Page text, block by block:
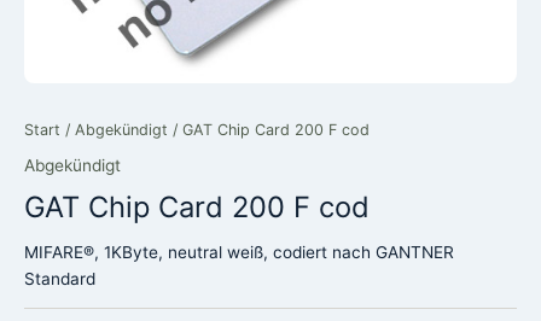
Start / Abgekündigt / GAT Chip Card 200 F cod
Abgekündigt
GAT Chip Card 200 F cod
MIFARE®, 1KByte, neutral weiß, codiert nach GANTNER
Standard